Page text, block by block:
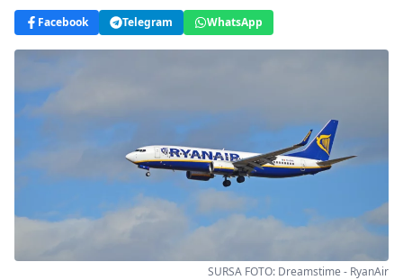
Facebook Telegram WhatsApp
SURSA FOTO: Dreamstime - RyanAir